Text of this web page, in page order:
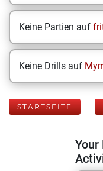
Keine Partien auf
Keine Drills auf
STARTSEITE
Your